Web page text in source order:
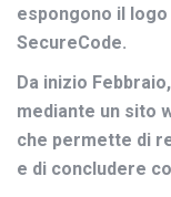
espongono il
SecureCode.
Da inizio
mediante un sito
che permette di
e di concludere